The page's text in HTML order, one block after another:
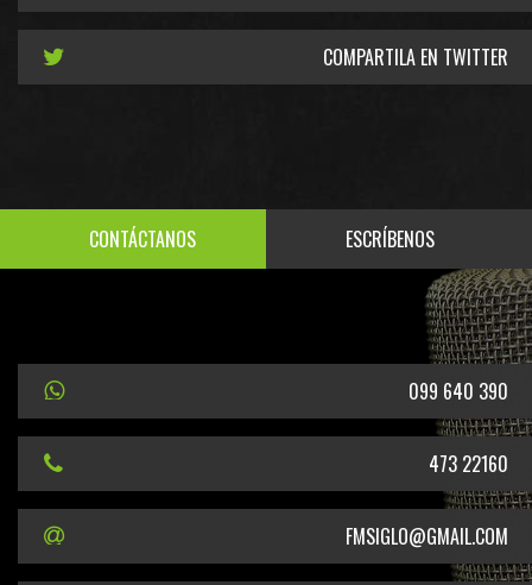
COMPARTILA EN TWITTER
CONTÁCTANOS ESCRÍBENOS
099 640 390
473 22160
FMSIGLO@GMAIL.COM